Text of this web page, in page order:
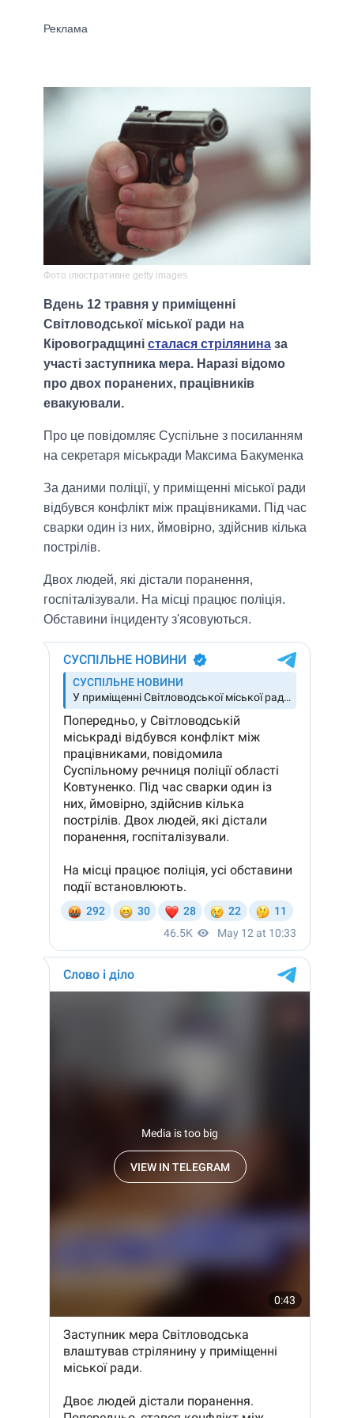
Фото ілюстративне getty images
Вдень 12 травня у приміщенні
Світловодської міської ради на
Кіровоградщині сталася стрілянина за
участі заступника мера. Наразі відомо
про двох поранених, працівників
евакуювали.
Про це повідомляє Суспільне з посиланням
на секретаря міськради Максима Бакуменка
За даними поліції, у приміщенні міської ради
відбувся конфлікт між працівниками. Під час
сварки один із них, ймовірно, здійснив кілька
пострілів.
Двох людей, які дістали поранення,
госпіталізували. На місці працює поліція.
Обставини інциденту з'ясовуються.